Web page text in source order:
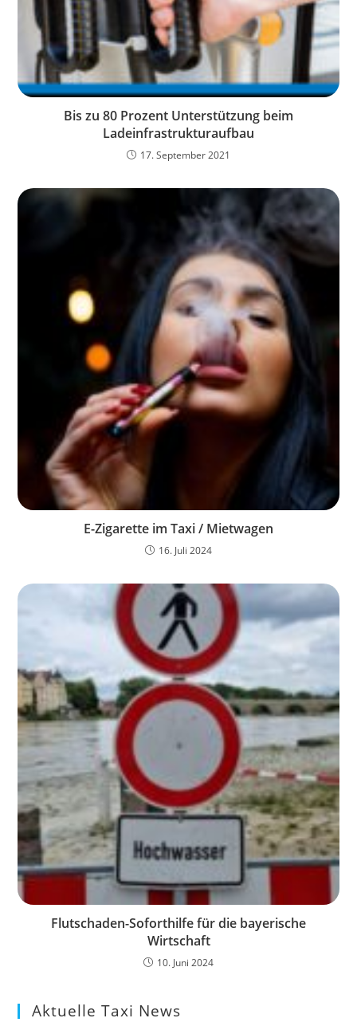
Bis zu 80 Prozent Unterstützung beim
Ladeinfrastrukturaufbau
17. September 2021
E-Zigarette im Taxi / Mietwagen
16. Juli 2024
Flutschaden-Soforthilfe für die bayerische
Wirtschaft
10. Juni 2024
Aktuelle Taxi News